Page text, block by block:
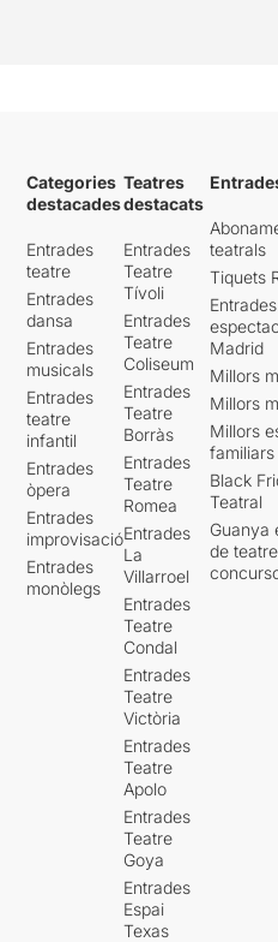
Categories
destacades
Entrades
teatre
Entrades
dansa
Entrades
musicals
Entrades
teatre
infantil
Entrades
òpera
Entrades
improvisació
Entrades
monòlegs
Teatres
destacats
Entrades
Teatre
Tívoli
Entrades
Teatre
Coliseum
Entrades
Teatre
Borràs
Entrades
Teatre
Romea
Entrades
La
Villarroel
Entrades
Teatre
Condal
Entrades
Teatre
Victòria
Entrades
Teatre
Apolo
Entrades
Teatre
Goya
Entrades
Espai
Texas
teatrals
Tiquets
Entrades
Madrid
Millors
Millors
Millors
familiars
Black
Teatral
Guanya
de